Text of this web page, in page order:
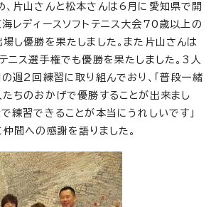
、片山さんと松本さんは6月に愛知県で開
レディースソフトテニス大会70歳以上の
し優勝を果たしました。また片山さんは
ニス選手権でも優勝を果たしました。3人
週2回練習に取り組んでおり、「普段一緒
ちのおかげで優勝することが出来まし
練習できることが本当にうれしいです」
間への感謝を語りました。